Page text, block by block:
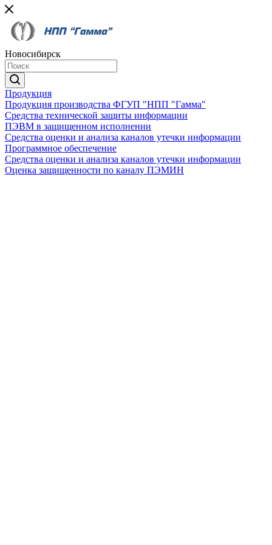
Новосибирск
Продукция
Продукция производства ФГУП "НПП "Гамма"
Средства технической защиты информации
ПЭВМ в защищенном исполнении
Средства оценки и анализа каналов утечки информации
Программное обеспечение
Средства оценки и анализа каналов утечки информации
Оценка защищенности по каналу ПЭМИН